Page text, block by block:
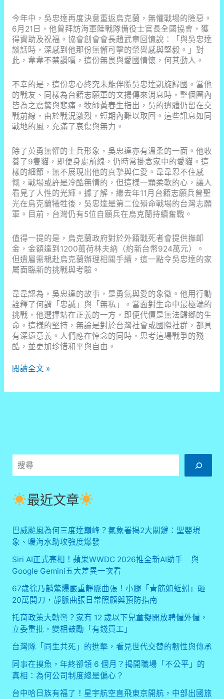
今年中，吳忠達再度決意重返烏克蘭，無懼戰場的險惡。
6月21日，他曾拜訪海軍陸戰隊備役士官長全國協會，獲
得資助及祝福。協會創會會長趙武章回憶說：「與吳忠達
談話時，深感到他那份無懈可擊的榮譽感與堅毅。」對
此，韋韋不禁讚嘆，這份無畏與愛國情懷，何其動人。
不幸的是，這份忠心終究未能伴隨吳忠達凱旋歸國。當他
的戰友、同樣為台籍志願軍的文揚傳來消息時，整個圈內
皆為之震驚與悲痛。牧師黃春生指出，吳的遺體仍留在交
戰前線，由於戰況激烈，短期內難以取回。這些訊息如同
戰地的風，充滿了哀傷與無力。
除了英勇無懼的士兵形象，吳忠達亦有溫柔的一面。他收
養了9隻貓，即便身處前線，仍時常掛念家中的愛貓。這
樣的細節，無不展現出他的真摯與仁愛。韋韋忍不住感
慨，戰場或許是冷酷無情的，但這樣一顆柔軟的心，讓人
看見了人性的光輝。據了解，繼去年11月台籍志願兵曾聖
光在烏克蘭犧牲後，吳忠達是第二位殞命戰場的台灣志願
軍。目前，台灣仍有5位自願兵在烏克蘭持續奮戰。
值得一提的是，烏克蘭政府對於外籍戰死者會提供撫卹
金，金額達到1200萬荷林夫納（約新台幣924萬元）。
但遺屬需親赴烏克蘭辦理相關手續，這一點令吳忠達的家
屬面臨新的挑戰與考驗。
韋韋認為，吳忠達的故事，是勇氣與愛的象徵。他用行動
詮釋了何謂「忠誠」與「無私」。當面對生命中最極端的
挑戰，他選擇站在正義的一方，即便代價是無法歸鄉的生
命。這樣的堅持，無論是對於台灣社會或國際社群，都具
有深遠意義。人們應在悼念的同時，思考這場戰爭的殘
酷，並更加珍惜和平與自由。
一
兵
吳
忠
殞
命
克
蘭
戰
場，
最
心
願
動
眾
人
閱讀全文 »
搜
尋
最近文章
巴威颱風為何三度達巔峰？氣象署揭2大關鍵：聖嬰現
象、暖海水助攻強度爆發
Siri AI正式亮相！蘋果WWDC 2026推全新AI助手 與
Google Gemini五大差異一次看
67歲徐乃麟驚爆嚴重靜脈曲張！小腿「青筋如蚯蚓」砸
20萬開刀，靜脈曲張日常照顧與預防指南
托育政策大轉彎？家有 12 歲以下兒童擬開放聘僱外僱，
立委重批，變相鼓勵「有錢買工」
台灣隊「同生共死」的進擊，看見世代交替的韌性與傳承
同事在摸魚，年終卻領 6 個月？揭開職場「不公平」的
真相：為何公司制度總是偏心？
台中哈日族有福了！星宇航空直飛東京開航，中部出國旅